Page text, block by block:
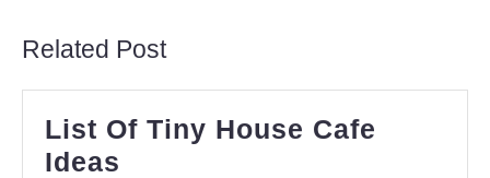
Related Post
List Of Tiny House Cafe
Ideas